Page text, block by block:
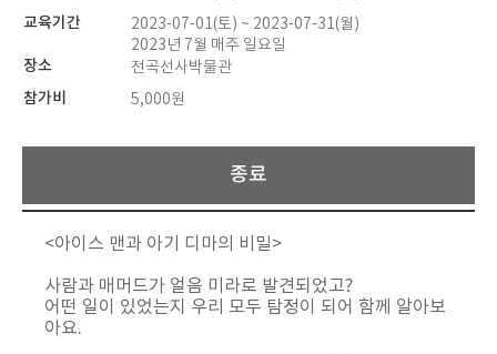
교육기간
2023-07-01(토) ~ 2023-07-31(월)
2023년 7월 매주 일요일
장소 전곡선사박물관
참가비 5,000원
종료
<아이스 맨과 아기 디마의 비밀>
사람과 매머드가 얼음 미라로 발견되었고?
어떤 일이 있었는지 우리 모두 탐정이 되어 함께 알아보
아요.